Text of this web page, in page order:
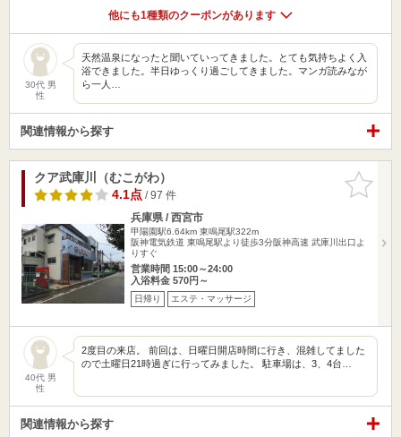
他にも1種類のクーポンがあります
30代 男
性
天然温泉になったと聞いていってきました。とても気持ちよく入
浴できました。半日ゆっくり過ごしてきました。マンガ読みなが
ら一人…
関連情報から探す
お気に入
りに追加
クア武庫川（むこがわ）
4.1点/ 97 件
兵庫県 / 西宮市
甲陽園駅6.64km 東鳴尾駅322m
阪神電気鉄道 東鳴尾駅より徒歩3分阪神高速 武庫川出口よ
りすぐ
営業時間 15:00～24:00
入浴料金 570円～
日帰り エステ・マッサージ
40代 男
性
2度目の来店。 前回は、日曜日開店時間に行き、混雑してました
ので土曜日21時過ぎに行ってみました。 駐車場は、3、4台…
関連情報から探す